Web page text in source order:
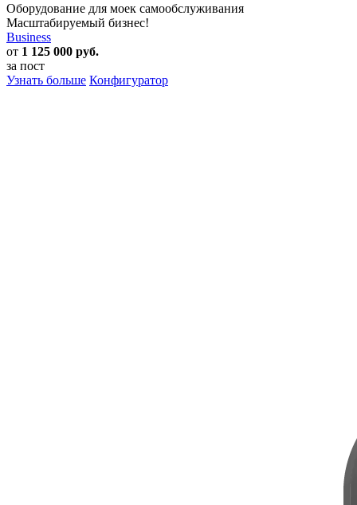
Оборудование для моек самообслуживания
Масштабируемый бизнес!
Business
от 1 125 000 руб.
за пост
Узнать больше Конфигуратор